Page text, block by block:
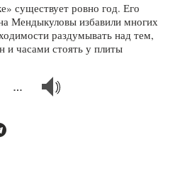
существует ровно год. Его
Мендыкуловы избавили многих
раздумывать над тем,
и часами стоять у плиты
…